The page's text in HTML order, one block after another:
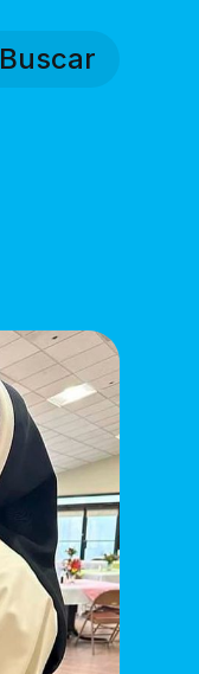
Buscar